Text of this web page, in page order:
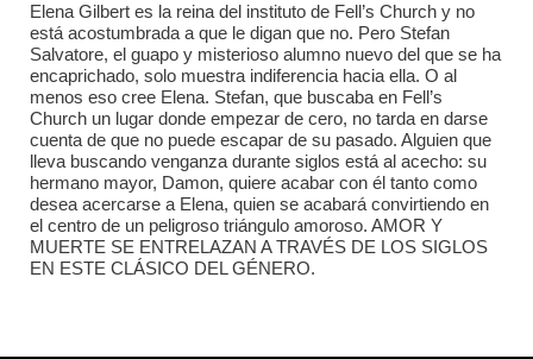
Elena Gilbert es la reina del instituto de Fell’s Church y no
está acostumbrada a que le digan que no. Pero Stefan
Salvatore, el guapo y misterioso alumno nuevo del que se ha
encaprichado, solo muestra indiferencia hacia ella. O al
menos eso cree Elena. Stefan, que buscaba en Fell’s
Church un lugar donde empezar de cero, no tarda en darse
cuenta de que no puede escapar de su pasado. Alguien que
lleva buscando venganza durante siglos está al acecho: su
hermano mayor, Damon, quiere acabar con él tanto como
desea acercarse a Elena, quien se acabará convirtiendo en
el centro de un peligroso triángulo amoroso. AMOR Y
MUERTE SE ENTRELAZAN A TRAVÉS DE LOS SIGLOS
EN ESTE CLÁSICO DEL GÉNERO.